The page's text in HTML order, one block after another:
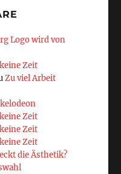
Logo wird von
Zeit
Zu viel Arbeit
Zeit
Zeit
Zeit
die Ästhetik?